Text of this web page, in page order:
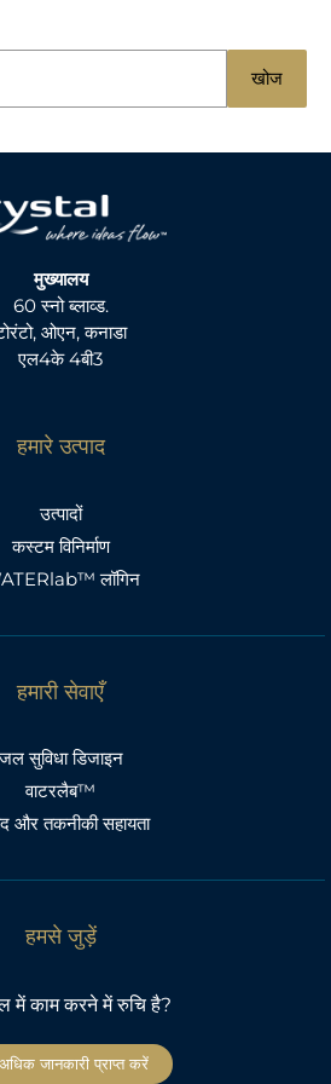
खोज
मुख्यालय
60 स्नो ब्लाव्ड.
ओएन, कनाडा
एल4के 4बी3
हमारे उत्पाद
उत्पादों
कस्टम विनिर्माण
लॉगिन
हमारी सेवाएँ
सुविधा डिजाइन
वाटरलैब™
और तकनीकी सहायता
हमसे जुड़ें
में काम करने में रुचि है?
जानकारी प्राप्त करें